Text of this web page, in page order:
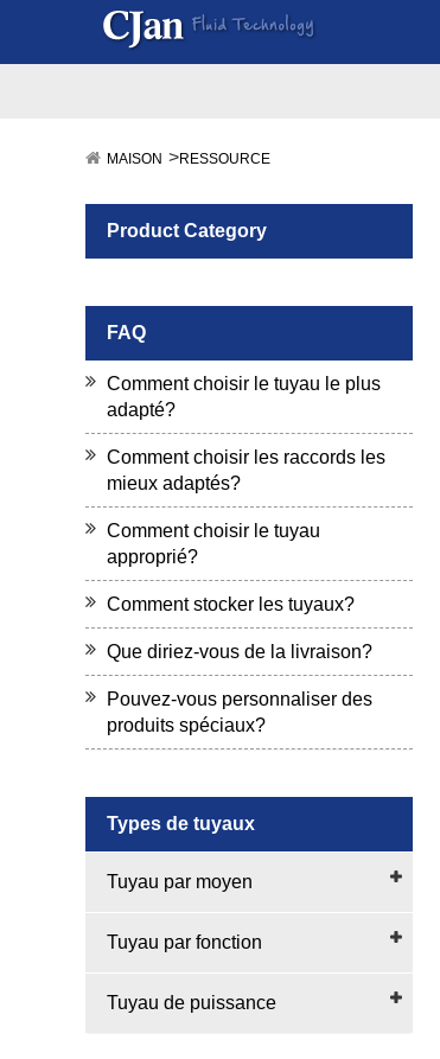
MAISON RESSOURCE
Product Category
FAQ
Comment choisir le tuyau le plus
adapté?
Comment choisir les raccords les
mieux adaptés?
Comment choisir le tuyau
approprié?
Comment stocker les tuyaux?
Que diriez-vous de la livraison?
Pouvez-vous personnaliser des
produits spéciaux?
Types de tuyaux
Tuyau par moyen
Tuyau par fonction
Tuyau de puissance